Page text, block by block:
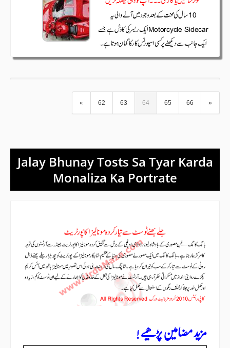
« 62 63 64 65 66 »
Jalay Bhunay Tosts Sa Tyar Karda
Monaliza Ka Portrate
مزید مضامین پڑھیے !